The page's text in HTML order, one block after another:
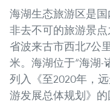
海湖生态旅游区是
非去不可的旅游景
省波来古市西北7公
米。海湖位于“海湖-
列入《至2020年，
游发展总体规划》的